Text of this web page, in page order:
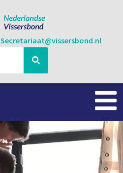
Secretariaat@vissersbond.nl